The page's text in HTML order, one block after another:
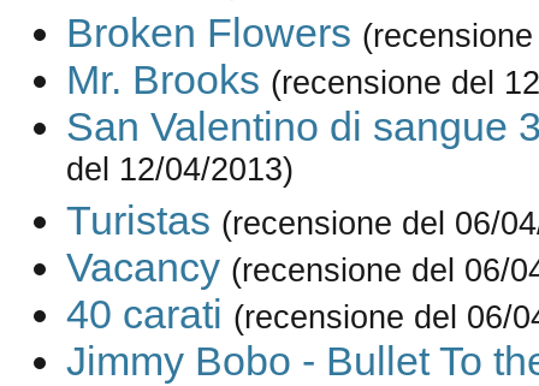
Broken Flowers
Mr. Brooks (recensione del
San Valentino di sangue
del 12/04/2013)
Turistas (recensione del 06/
Vacancy (recensione del 06/
40 carati (recensione del 06/
Jimmy Bobo - Bullet To